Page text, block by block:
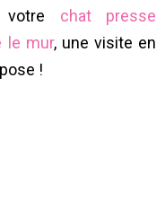
votre chat presse
le mur, une visite en
!